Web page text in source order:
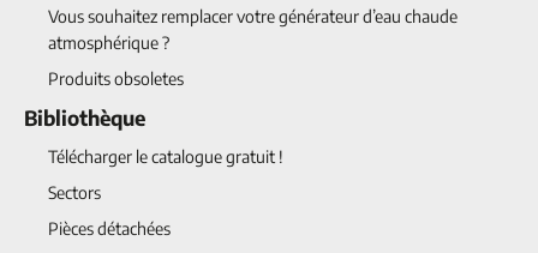
Vous souhaitez remplacer votre générateur d’eau chaude
atmosphérique ?
Produits obsoletes
Bibliothèque
Télécharger le catalogue gratuit !
Sectors
Pièces détachées